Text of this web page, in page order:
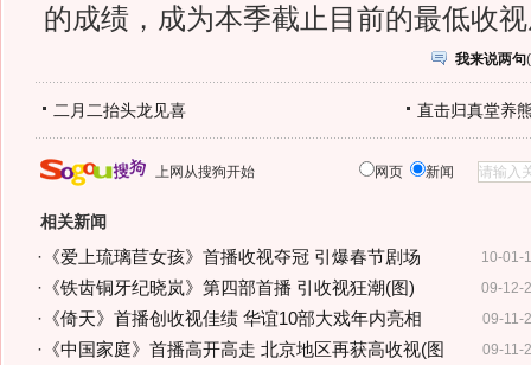
的成绩，成为本季截止目前的最低收
我来说两句(
二月二抬头龙见喜 直击归真堂养
上网从搜狗开始 网页 新闻
相关新闻
10-01-
· 《爱上琉璃苣女孩》首播收视夺冠 引爆春节剧场
09-12-
· 《铁齿铜牙纪晓岚》第四部首播 引收视狂潮(图)
09-11-
· 《倚天》首播创收视佳绩 华谊10部大戏年内亮相
09-11-
· 《中国家庭》首播高开高走 北京地区再获高收视(图